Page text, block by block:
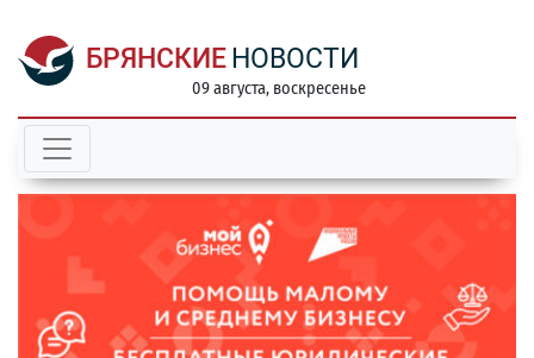
БРЯНСКИЕ НОВОСТИ
09 августа, воскресенье